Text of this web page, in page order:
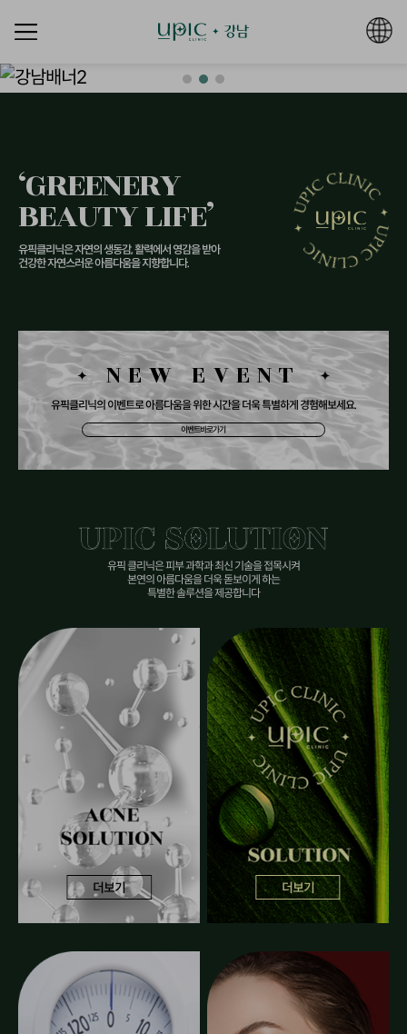
‘GREENERY
BEAUTY LIFE’
유픽클리닉은 자연의 생동감, 활력에서 영감을 받아
건강한 자연스러운 아름다움을 지향합니다.
NEW EVENT
유픽클리닉의 이벤트로 아름다움을 위한시간을 더욱 특별하게 경험해보세요.
이벤트바로가기
유픽 클리닉은 피부 과학과 최신 기술을 접목시켜
본연의 아름다움을 더욱 돋보이게 하는
특별한 솔루션을 제공합니다
더보기 더보기